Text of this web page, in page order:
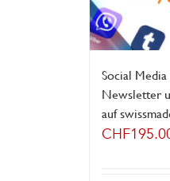
Social
Newsletter
auf
CHF